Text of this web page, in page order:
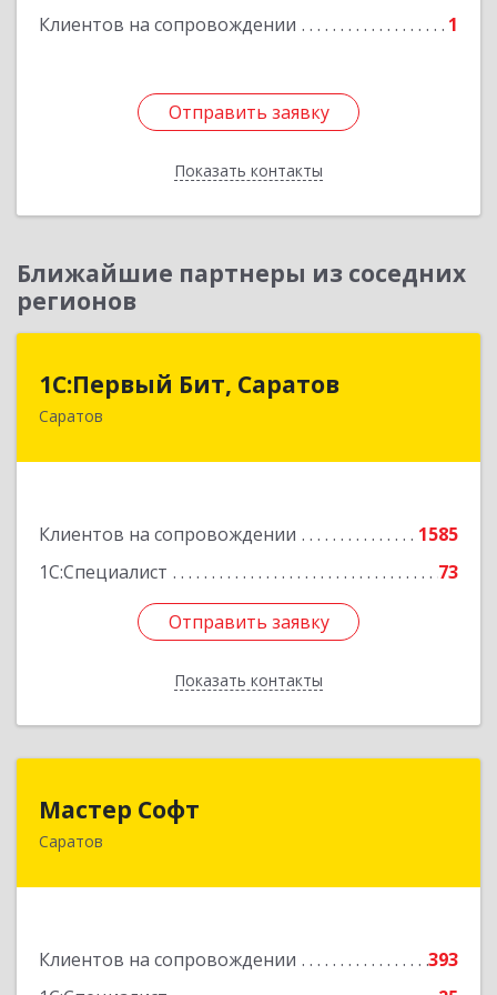
Клиентов на сопровождении 1
Отправить заявку
Показать контакты
Отправить заявку
Назад
Ближайшие партнеры из соседних
регионов
1С:Первый Бит, Саратов
Саратов
Клиентов на сопровождении
1585
1С:Специалист
73
Отправить заявку
Показать контакты
1С:Первый Бит, Саратов
Отправить заявку
Назад
Мастер Софт
Саратов
Клиентов на сопровождении
393